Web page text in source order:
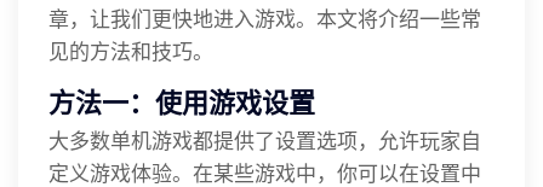
章，让我们更快地进入游戏。本文将介绍一些常
见的方法和技巧。
方法一：使用游戏设置
大多数单机游戏都提供了设置选项，允许玩家自
定义游戏体验。在某些游戏中，你可以在设置中